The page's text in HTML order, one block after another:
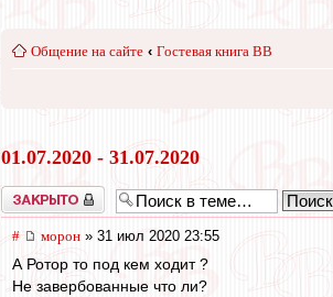
Общение на сайте ‹ Гостевая книга ВВ
01.07.2020 - 31.07.2020
Закрыто
# морон » 31 июл 2020 23:55
А Ротор то под кем ходит ?
Не завербованные что ли?